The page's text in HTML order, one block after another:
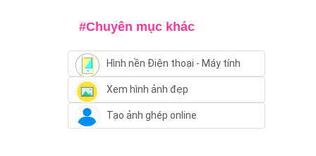
#Chuyên mục khác
Hình nền Điện thoại - Máy tính
Xem hình ảnh đẹp
Tạo ảnh ghép online